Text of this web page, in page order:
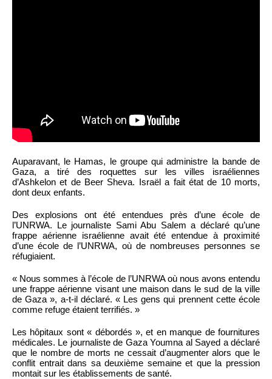
Auparavant, le Hamas, le groupe qui administre la bande de
Gaza, a tiré des roquettes sur les villes israéliennes
d’Ashkelon et de Beer Sheva. Israël a fait état de 10 morts,
dont deux enfants.
Des explosions ont été entendues près d’une école de
l’UNRWA. Le journaliste Sami Abu Salem a déclaré qu’une
frappe aérienne israélienne avait été entendue à proximité
d’une école de l’UNRWA, où de nombreuses personnes se
réfugiaient.
« Nous sommes à l’école de l’UNRWA où nous avons entendu
une frappe aérienne visant une maison dans le sud de la ville
de Gaza », a-t-il déclaré. « Les gens qui prennent cette école
comme refuge étaient terrifiés. »
Les hôpitaux sont « débordés », et en manque de fournitures
médicales. Le journaliste de Gaza Youmna al Sayed a déclaré
que le nombre de morts ne cessait d’augmenter alors que le
conflit entrait dans sa deuxième semaine et que la pression
montait sur les établissements de santé.